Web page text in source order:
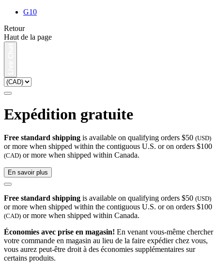
G10
Retour
Haut de la page
Expédition gratuite
Free standard shipping is available on qualifying orders $50 (USD)
or more when shipped within the contiguous U.S. or on orders $100
(CAD) or more when shipped within Canada.
En savoir plus
Free standard shipping is available on qualifying orders $50 (USD)
or more when shipped within the contiguous U.S. or on orders $100
(CAD) or more when shipped within Canada.
Économies avec prise en magasin! En venant vous-même chercher
votre commande en magasin au lieu de la faire expédier chez vous,
vous aurez peut-être droit à des économies supplémentaires sur
certains produits.